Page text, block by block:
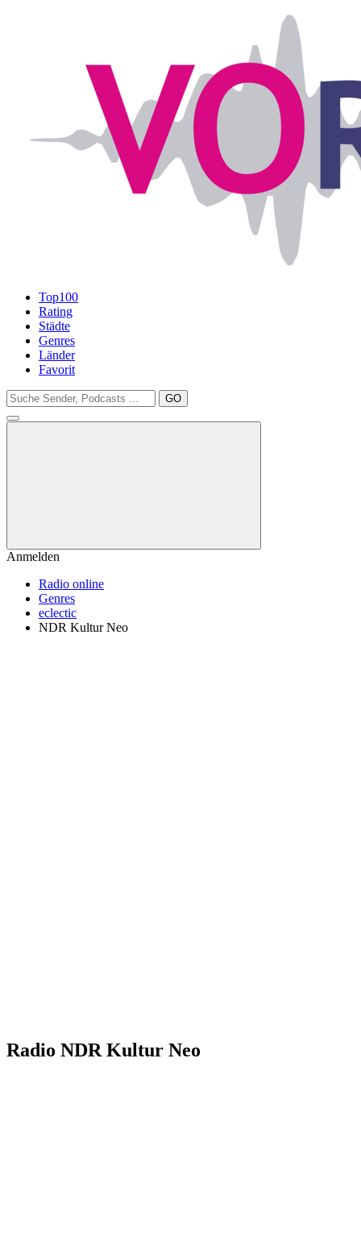
Top100
Rating
Städte
Genres
Länder
Favorit
GO
Anmelden
Radio online
Genres
eclectic
NDR Kultur Neo
Radio NDR Kultur Neo